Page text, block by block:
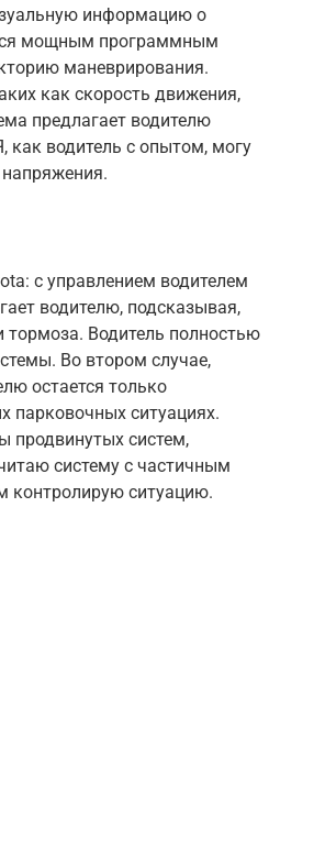
информацию о
мощным программным
маневрирования.
как скорость движения,
предлагает водителю
как водитель с опытом, могу
с управлением водителем
водителю, подсказывая,
тормоза. Водитель полностью
Во втором случае,
остается только
парковочных ситуациях.
продвинутых систем,
систему с частичным
контролирую ситуацию.